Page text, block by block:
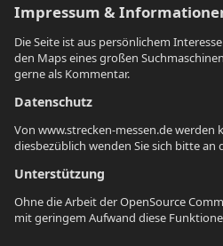
Impressum &
Die Seite ist aus persönlichem
den Maps eines großen
gerne als Kommentar.
Datenschutz
Von www.strecken-messen.de
diesbezüblich wenden Sie sich bitte an
Unterstützung
Ohne die Arbeit der OpenSource
mit geringem Aufwand diese